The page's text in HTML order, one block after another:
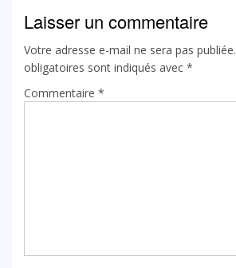
Laisser un commentaire
Votre adresse e-mail ne sera pas publiée.
obligatoires sont indiqués avec *
Commentaire *